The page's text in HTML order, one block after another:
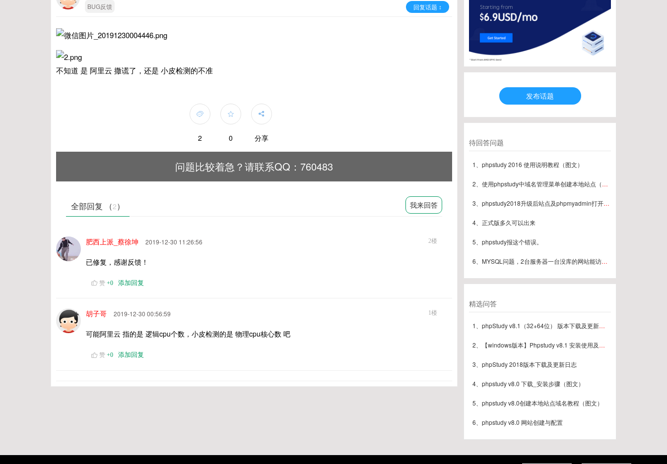
BUG反馈 回复话题 ↕
不知道 是 阿里云 撒谎了，还是 小皮检测的不准
2

0

分享
问题比较着急？请联系QQ：760483
全部回复 （2） 我来回答
肥西上派_蔡徐坤 2019-12-30 11:26:56 2楼
已修复，感谢反馈！
赞 +0 添加回复
胡子哥 2019-12-30 00:56:59 1楼
可能阿里云 指的是 逻辑cpu个数，小皮检测的是 物理cpu核心数 吧
赞 +0 添加回复
发布话题
待回答问题
1、phpstudy 2016 使用说明教程（图文）
2、使用phpstudy中域名管理菜单创建本地站点（图文）
3、phpstudy2018升级后站点及phpmyadmin打开404解决方案
4、正式版多久可以出来
5、phpstudy报这个错误。
6、MYSQL问题，2台服务器一台没库的网站能访问但是采集数据到库的时候可以一下子后变成连接失败
精选问答
1、phpStudy v8.1（32+64位） 版本下载及更新日志
2、【windows版本】Phpstudy v8.1 安装使用及常见问题汇总（最新版本）
3、phpStudy 2018版本下载及更新日志
4、phpstudy v8.0 下载_安装步骤（图文）
5、phpstudy v8.0创建本地站点域名教程（图文）
6、phpstudy v8.0 网站创建与配置